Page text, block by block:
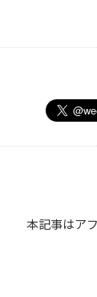
本記事はア